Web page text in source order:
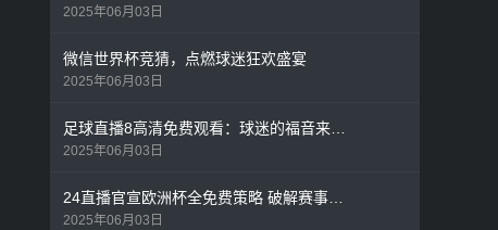
2025年06月03日
微信世界杯竞猜，点燃球迷狂欢盛宴
2025年06月03日
足球直播8高清免费观看：球迷的福音来了！
2025年06月03日
24直播官宣欧洲杯全免费策略 破解赛事转播权困局
2025年06月03日